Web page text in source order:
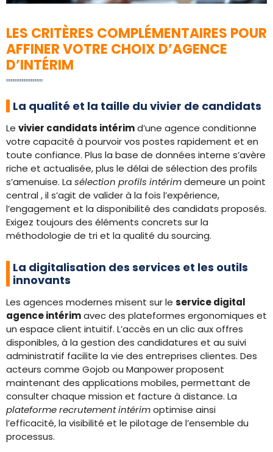
LES CRITÈRES COMPLÉMENTAIRES POUR
AFFINER VOTRE CHOIX D’AGENCE
D’INTÉRIM
La qualité et la taille du vivier de candidats
Le vivier candidats intérimd’une agence conditionne
votre capacité à pourvoir vos postes rapidement et en
toute confiance. Plus la base de données interne s’avère
riche et actualisée, plus le délai de sélection des profils
s’amenuise. La sélection profils intérimdemeure un point
central , il s’agit de valider à la fois l’expérience,
l’engagement et la disponibilité des candidats proposés.
Exigez toujours des éléments concrets sur la
méthodologie de tri et la qualité du sourcing.
La digitalisation des services et les outils
innovants
Les agences modernes misent sur le service digital
agence intérimavec des plateformes ergonomiques et
un espace client intuitif. L’accès en un clic aux offres
disponibles, à la gestion des candidatures et au suivi
administratif facilite la vie des entreprises clientes. Des
acteurs comme Gojob ou Manpower proposent
maintenant des applications mobiles, permettant de
consulter chaque mission et facture à distance. La
plateforme recrutement intérimoptimise ainsi
l’efficacité, la visibilité et le pilotage de l’ensemble du
processus.